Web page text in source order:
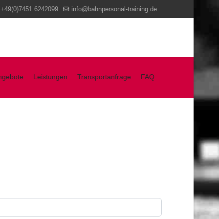
+49(0)7451 6242099 info@bahnpersonal-training.de
Leistungen Transportanfrage FAQ